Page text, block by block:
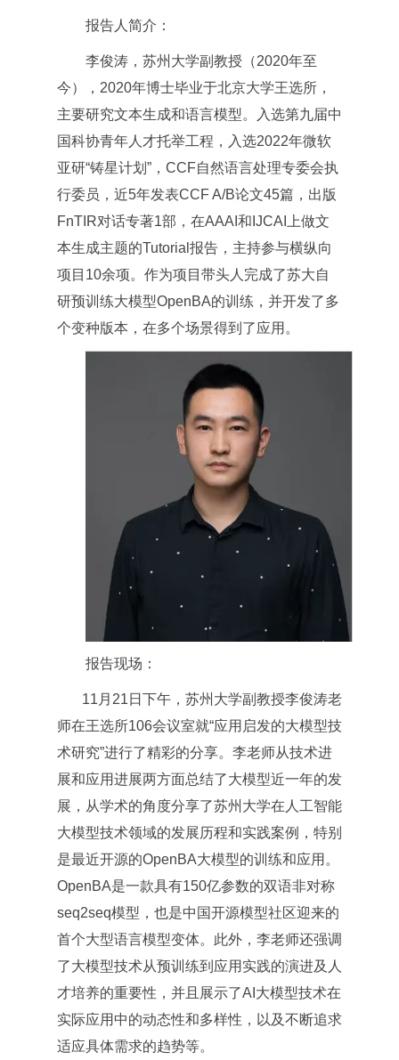
报告人简介：
李俊涛，苏州大学副教授（2020年至
今），2020年博士毕业于北京大学王选所，
主要研究文本生成和语言模型。入选第九届中
国科协青年人才托举工程，入选2022年微软
亚研“铸星计划”，CCF自然语言处理专委会执
行委员，近5年发表CCF A/B论文45篇，出版
FnTIR对话专著1部，在AAAI和IJCAI上做文
本生成主题的Tutorial报告，主持参与横纵向
项目10余项。作为项目带头人完成了苏大自
研预训练大模型OpenBA的训练，并开发了多
个变种版本，在多个场景得到了应用。
报告现场：
11月21日下午，苏州大学副教授李俊涛老
师在王选所106会议室就“应用启发的大模型技
术研究”进行了精彩的分享。李老师从技术进
展和应用进展两方面总结了大模型近一年的发
展，从学术的角度分享了苏州大学在人工智能
大模型技术领域的发展历程和实践案例，特别
是最近开源的OpenBA大模型的训练和应用。
OpenBA是一款具有150亿参数的双语非对称
seq2seq模型，也是中国开源模型社区迎来的
首个大型语言模型变体。此外，李老师还强调
了大模型技术从预训练到应用实践的演进及人
才培养的重要性，并且展示了AI大模型技术在
实际应用中的动态性和多样性，以及不断追求
适应具体需求的趋势等。